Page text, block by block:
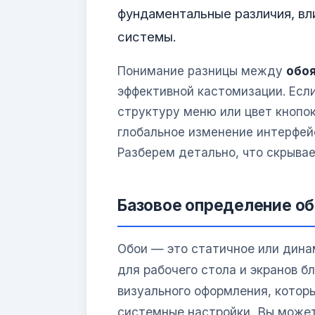
фундаментальные различия,
системы.
Понимание разницы между
эффективной кастомизации.
структуру меню или цвет
глобальное изменение
Разберем детально, что
Базовое определение
Обои — это статичное или
для рабочего стола и экранов
визуального оформления,